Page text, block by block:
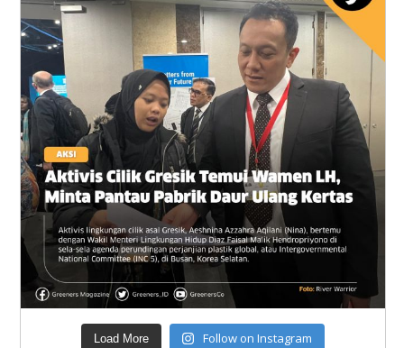
Load More Follow on Instagram